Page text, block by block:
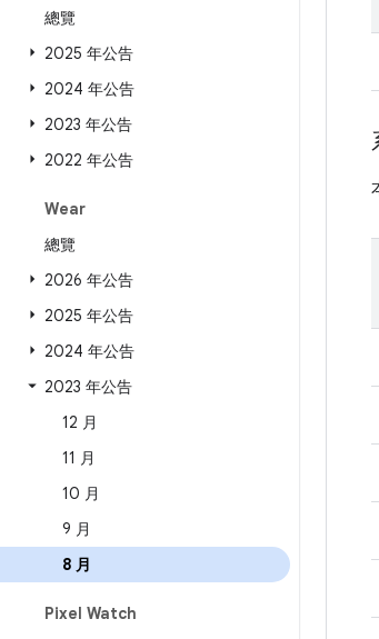
總覽
2025 年公告
2024 年公告
2023 年公告
2022 年公告
Wear
總覽
2026 年公告
2025 年公告
2024 年公告
2023 年公告
12 月
11 月
10 月
9 月
8 月
Pixel Watch